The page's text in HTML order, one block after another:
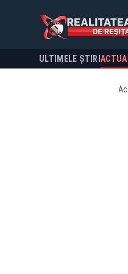
ULTIMELE ȘTIRI